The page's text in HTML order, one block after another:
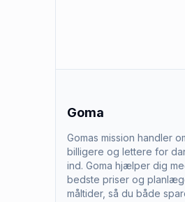
Goma
Gomas mission handler
billigere og lettere for
ind. Goma hjælper dig
bedste priser og
måltider, så du både